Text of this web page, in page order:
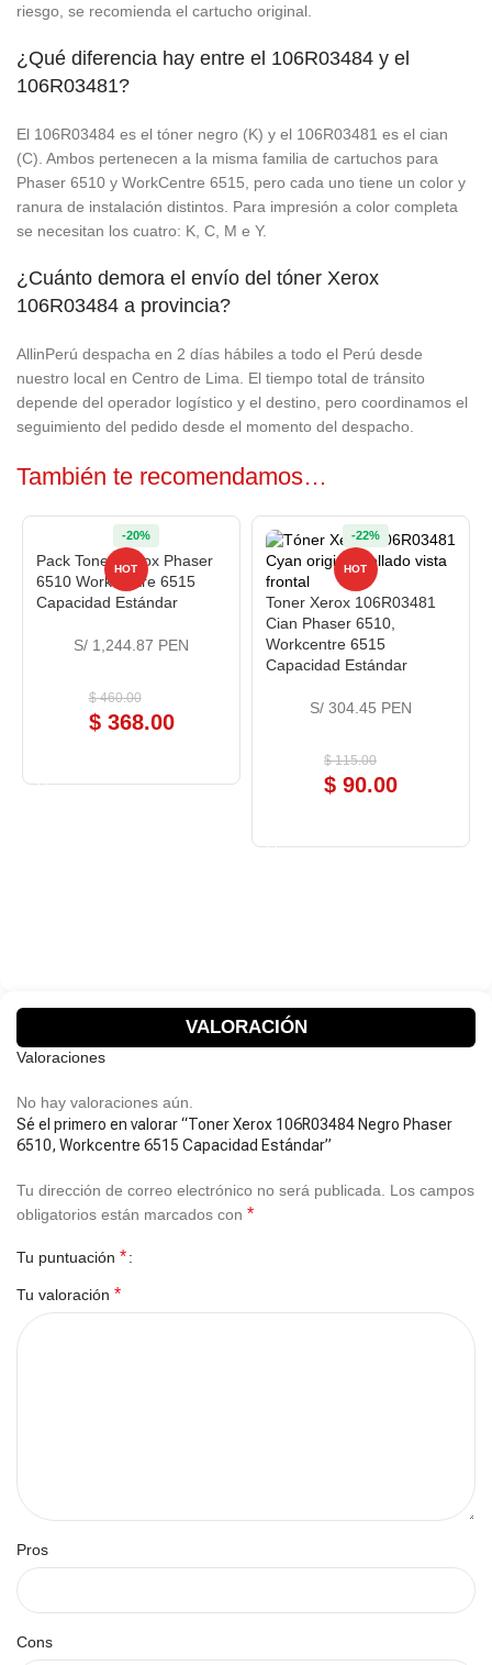
riesgo, se recomienda el cartucho original.
¿Qué diferencia hay entre el 106R03484 y el
106R03481?
El 106R03484 es el tóner negro (K) y el 106R03481 es el cian
(C). Ambos pertenecen a la misma familia de cartuchos para
Phaser 6510 y WorkCentre 6515, pero cada uno tiene un color y
ranura de instalación distintos. Para impresión a color completa
se necesitan los cuatro: K, C, M e Y.
¿Cuánto demora el envío del tóner Xerox
106R03484 a provincia?
AllinPerú despacha en 2 días hábiles a todo el Perú desde
nuestro local en Centro de Lima. El tiempo total de tránsito
depende del operador logístico y el destino, pero coordinamos el
seguimiento del pedido desde el momento del despacho.
También te recomendamos…
Pack Toner Xerox Phaser
6510 Workcentre 6515
Capacidad Estándar
$460.00
$368.00
-20%
HOT
S/ 1,244.87 PEN
Toner Xerox 106R03481
Cian Phaser 6510,
Workcentre 6515
Capacidad Estándar
$115.00
$ 90.00
-22%
HOT
S/ 304.45 PEN
VALORACIÓN
Valoraciones
No hay valoraciones aún.
Sé el primero en valorar “Toner Xerox 106R03484 Negro Phaser
6510, Workcentre 6515 Capacidad Estándar”
Tu dirección de correo electrónico no será publicada.
Los campos
obligatorios están marcados con *
Tu puntuación *
Tu valoración *
Pros
Cons